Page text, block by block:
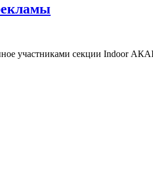
участниками секции Indoor